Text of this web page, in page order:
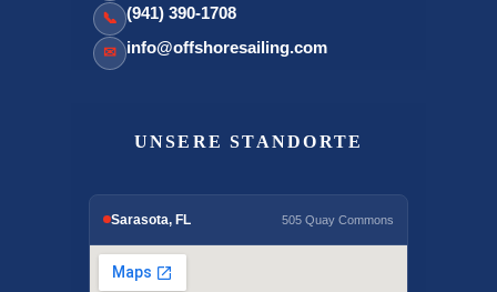
📞 (941) 390-1708
✉ info@offshoresailing.com
UNSERE STANDORTE
Sarasota, FL 505 Quay Commons